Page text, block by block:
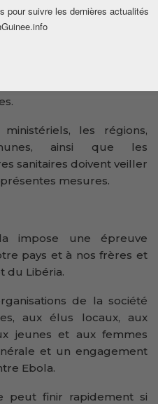
pendant cette période
et les efforts seront
les régions,
ainsi que les
sanitaires doivent veiller
mesures.
impose une épreuve
pays et à nos frères et
du Libéria.
de la société
aux élus locaux, aux
jeunes et aux femmes
et un engagement
Ebola.
peut finir rapidement si
pour suivre les dernières actualités